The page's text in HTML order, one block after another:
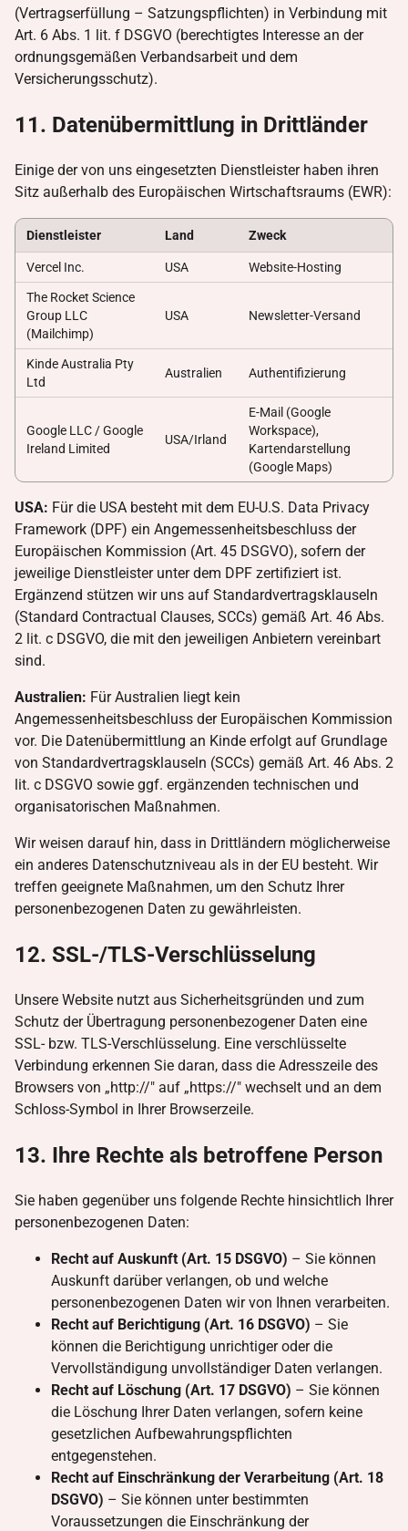
(Vertragserfüllung – Satzungspflichten) in Verbindung mit
Art. 6 Abs. 1 lit. f DSGVO (berechtigtes Interesse an der
ordnungsgemäßen Verbandsarbeit und dem
Versicherungsschutz).
11. Datenübermittlung in Drittländer
Einige der von uns eingesetzten Dienstleister haben ihren
Sitz außerhalb des Europäischen Wirtschaftsraums (EWR):
Dienstleister Land Zweck
Vercel Inc. USA Website-Hosting
The Rocket Science
Group LLC
(Mailchimp)
USA Newsletter-Versand
Kinde Australia Pty
Ltd
Australien Authentifizierung
Google LLC / Google
Ireland Limited
USA/Irland
E-Mail (Google
Workspace),
Kartendarstellung
(Google Maps)
USA: Für die USA besteht mit dem EU-U.S. Data Privacy
Framework (DPF) ein Angemessenheitsbeschluss der
Europäischen Kommission (Art. 45 DSGVO), sofern der
jeweilige Dienstleister unter dem DPF zertifiziert ist.
Ergänzend stützen wir uns auf Standardvertragsklauseln
(Standard Contractual Clauses, SCCs) gemäß Art. 46 Abs.
2 lit. c DSGVO, die mit den jeweiligen Anbietern vereinbart
sind.
Australien: Für Australien liegt kein
Angemessenheitsbeschluss der Europäischen Kommission
vor. Die Datenübermittlung an Kinde erfolgt auf Grundlage
von Standardvertragsklauseln (SCCs) gemäß Art. 46 Abs. 2
lit. c DSGVO sowie ggf. ergänzenden technischen und
organisatorischen Maßnahmen.
Wir weisen darauf hin, dass in Drittländern möglicherweise
ein anderes Datenschutzniveau als in der EU besteht. Wir
treffen geeignete Maßnahmen, um den Schutz Ihrer
personenbezogenen Daten zu gewährleisten.
12. SSL-/TLS-Verschlüsselung
Unsere Website nutzt aus Sicherheitsgründen und zum
Schutz der Übertragung personenbezogener Daten eine
SSL- bzw. TLS-Verschlüsselung. Eine verschlüsselte
Verbindung erkennen Sie daran, dass die Adresszeile des
Browsers von „http://" auf „https://" wechselt und an dem
Schloss-Symbol in Ihrer Browserzeile.
13. Ihre Rechte als betroffene Person
Sie haben gegenüber uns folgende Rechte hinsichtlich Ihrer
personenbezogenen Daten:
Recht auf Auskunft (Art. 15 DSGVO) – Sie können
Auskunft darüber verlangen, ob und welche
personenbezogenen Daten wir von Ihnen verarbeiten.
Recht auf Berichtigung (Art. 16 DSGVO) – Sie
können die Berichtigung unrichtiger oder die
Vervollständigung unvollständiger Daten verlangen.
Recht auf Löschung (Art. 17 DSGVO) – Sie können
die Löschung Ihrer Daten verlangen, sofern keine
gesetzlichen Aufbewahrungspflichten
entgegenstehen.
Recht auf Einschränkung der Verarbeitung (Art. 18
DSGVO) – Sie können unter bestimmten
Voraussetzungen die Einschränkung der